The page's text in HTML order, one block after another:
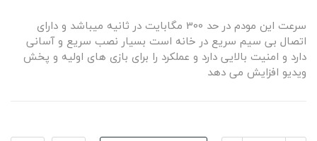
سرعت این مودم در حد 300 مگابایت در ثانیه میباشد و دارای
اتصال بی سیم سریع در خانه است بسیار نصب سریع و آسانی
دارد و امنیت بالایی دارد و عملکرد را برای بازی های اولیه و پخش
ویدیو افزایش می دهد